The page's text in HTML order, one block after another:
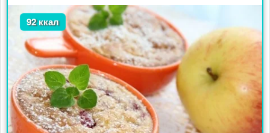
92 ккал